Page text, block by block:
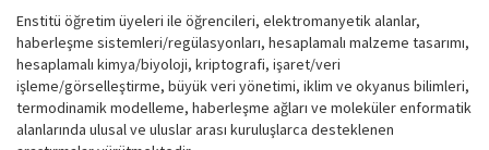
Enstitü öğretim üyeleri ile öğrencileri, elektromanyetik alanlar,
haberleşme sistemleri/regülasyonları, hesaplamalı malzeme tasarımı,
hesaplamalı kimya/biyoloji, kriptografi, işaret/veri
işleme/görselleştirme, büyük veri yönetimi, iklim ve okyanus bilimleri,
termodinamik modelleme, haberleşme ağları ve moleküler enformatik
alanlarında ulusal ve uluslar arası kuruluşlarca desteklenen